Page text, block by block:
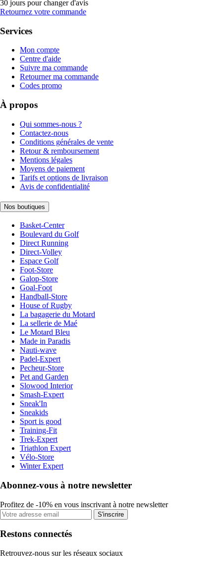
30 jours pour changer d'avis
Retournez votre commande
Services
Mon compte
Centre d'aide
Suivre ma commande
Retourner ma commande
Codes promo
À propos
Qui sommes-nous ?
Contactez-nous
Conditions générales de vente
Retour & remboursement
Mentions légales
Moyens de paiement
Tarifs et options de livraison
Avis de confidentialité
Nos boutiques
Basket-Center
Boulevard du Golf
Direct Running
Direct-Volley
Espace Golf
Foot-Store
Galop-Store
Goal-Foot
Handball-Store
House of Rugby
La bagagerie du Motard
La sellerie de Maé
Le Motard Bleu
Made in Paradis
Nauti-wave
Padel-Expert
Pecheur-Store
Pet and Garden
Slowood Interior
Smash-Expert
Sneak'In
Sneakids
Sport is good
Training-Fit
Trek-Expert
Triathlon Expert
Vélo-Store
Winter Expert
Abonnez-vous à notre newsletter
Profitez de -10% en vous inscrivant à notre newsletter
S'inscrire
Restons connectés
Retrouvez-nous sur les réseaux sociaux